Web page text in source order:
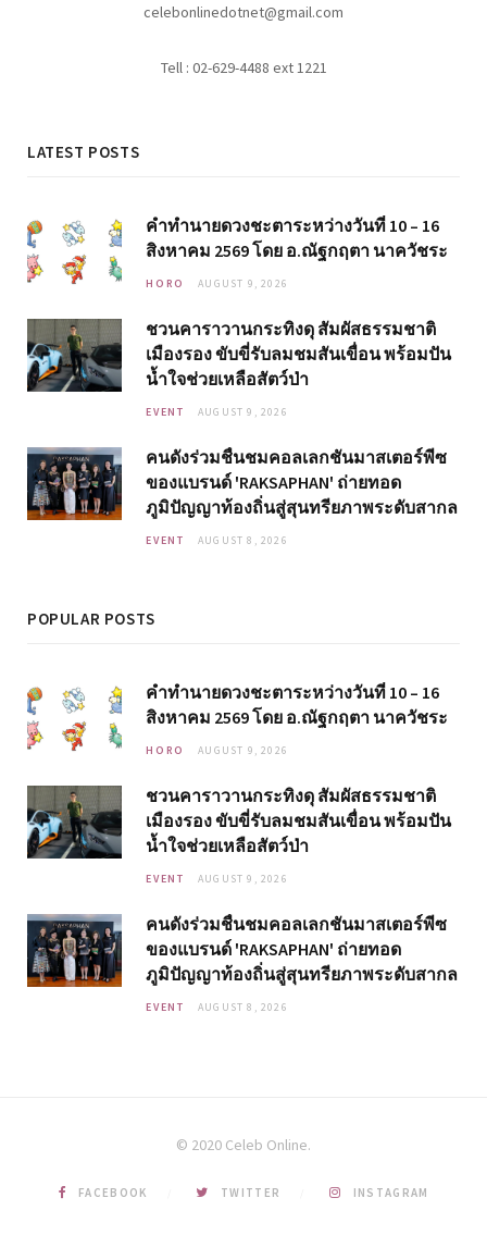
celebonlinedotnet@gmail.com
Tell : 02-629-4488 ext 1221
LATEST POSTS
คำทำนายดวงชะตาระหว่างวันที่ 10 – 16
สิงหาคม 2569 โดย อ.ณัฐกฤตา นาควัชระ
HORO AUGUST 9, 2026
ชวนคาราวานกระทิงดุ สัมผัสธรรมชาติ
เมืองรอง ขับขี่รับลมชมสันเขื่อน พร้อมปัน
น้ำใจช่วยเหลือสัตว์ป่า
EVENT AUGUST 9, 2026
คนดังร่วมชื่นชมคอลเลกชันมาสเตอร์พีซ
ของแบรนด์ 'RAKSAPHAN' ถ่ายทอด
ภูมิปัญญาท้องถิ่นสู่สุนทรียภาพระดับสากล
EVENT AUGUST 8, 2026
POPULAR POSTS
คำทำนายดวงชะตาระหว่างวันที่ 10 – 16
สิงหาคม 2569 โดย อ.ณัฐกฤตา นาควัชระ
HORO AUGUST 9, 2026
ชวนคาราวานกระทิงดุ สัมผัสธรรมชาติ
เมืองรอง ขับขี่รับลมชมสันเขื่อน พร้อมปัน
น้ำใจช่วยเหลือสัตว์ป่า
EVENT AUGUST 9, 2026
คนดังร่วมชื่นชมคอลเลกชันมาสเตอร์พีซ
ของแบรนด์ 'RAKSAPHAN' ถ่ายทอด
ภูมิปัญญาท้องถิ่นสู่สุนทรียภาพระดับสากล
EVENT AUGUST 8, 2026
© 2020 Celeb Online.
FACEBOOK TWITTER INSTAGRAM